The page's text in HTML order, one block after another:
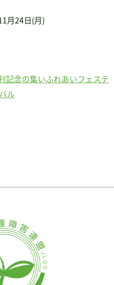
月24日(月)
念の集いふれあいフェステ
ル